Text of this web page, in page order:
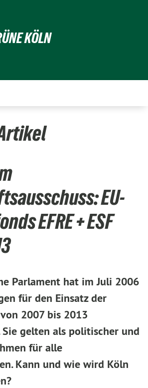
KÖLN
EU-
EFRE + ESF
Parlament hat im Juli 2006
für den Einsatz der
2007 bis 2013
Sie gelten als politischer und
für alle
Kann und wie wird Köln